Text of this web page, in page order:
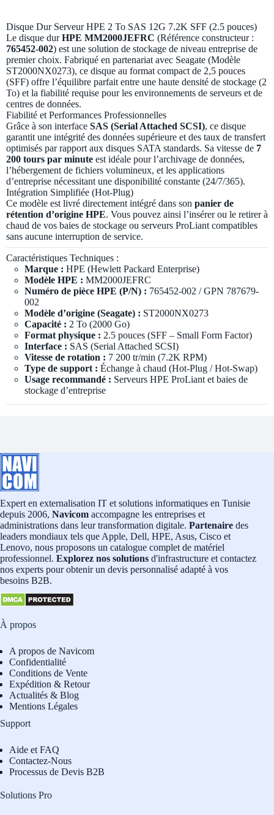
Disque Dur Serveur HPE 2 To SAS 12G 7.2K SFF (2.5 pouces)
Le disque durHPE MM2000JEFRC (Référence constructeur :
765452-002) est une solution de stockage de niveau entreprise de
premier choix. Fabriqué en partenariat avec Seagate (Modèle
ST2000NX0273), ce disque au format compact de 2,5 pouces
(SFF) offre l’équilibre parfait entre une haute densité de stockage (2
To) et la fiabilité requise pour les environnements de serveurs et de
centres de données.
Fiabilité et Performances Professionnelles
Grâce à son interface SAS (Serial Attached SCSI), ce disque
garantit une intégrité des données supérieure et des taux de transfert
optimisés par rapport aux disques SATA standards. Sa vitesse de 7
200 tours par minute est idéale pour l’archivage de données,
l’hébergement de fichiers volumineux, et les applications
d’entreprise nécessitant une disponibilité constante (24/7/365).
Intégration Simplifiée (Hot-Plug)
Ce modèle est livré directement intégré dans son panier de
rétention d’origine HPE. Vous pouvez ainsi l’insérer ou le retirer à
chaud de vos baies de stockage ou serveurs ProLiant compatibles
sans aucune interruption de service.
Caractéristiques Techniques :
Marque : HPE (Hewlett Packard Enterprise)
Modèle HPE : MM2000JEFRC
Numéro de pièce HPE (P/N) : 765452-002 / GPN 787679-
002
Modèle d’origine (Seagate) : ST2000NX0273
Capacité : 2 To (2000 Go)
Format physique : 2.5 pouces (SFF – Small Form Factor)
Interface : SAS (Serial Attached SCSI)
Vitesse de rotation : 7 200 tr/min (7.2K RPM)
Type de support : Échange à chaud (Hot-Plug / Hot-Swap)
Usage recommandé : Serveurs HPE ProLiant et baies de
stockage d’entreprise
Expert en externalisation IT et solutions informatiques en Tunisie
depuis 2006, Navicom accompagne les entreprises et
administrations dans leur transformation digitale. Partenaire des
leaders mondiaux tels que Apple, Dell, HPE, Asus, Cisco et
Lenovo, nous proposons un catalogue complet de matériel
professionnel. Explorez nos solutions d'infrastructure et contactez
nos experts pour obtenir un devis personnalisé adapté à vos
besoins B2B.
À propos
A propos de Navicom
Confidentialité
Conditions de Vente
Expédition & Retour
Actualités & Blog
Mentions Légales
Support
Aide et FAQ
Contactez-Nous
Processus de Devis B2B
Solutions Pro